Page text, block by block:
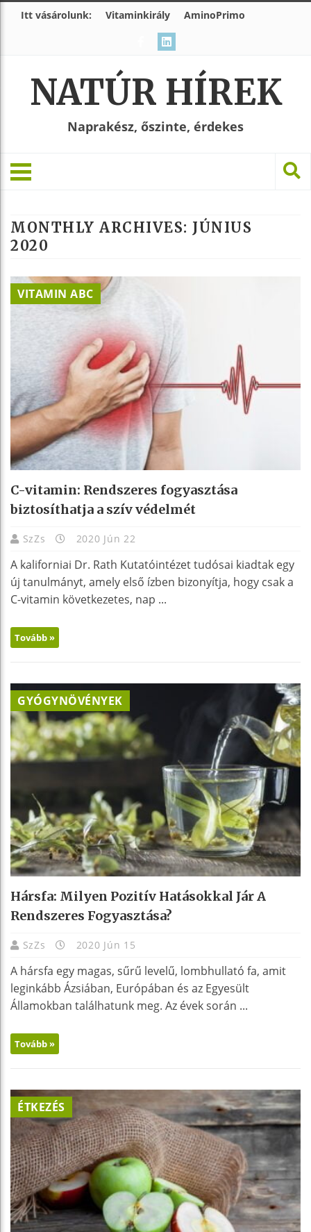
Itt vásárolunk: Vitaminkirály AminoPrimo
NATÚR HÍREK
Naprakész, őszinte, érdekes
MONTHLY ARCHIVES: JÚNIUS
2020
VITAMIN ABC
C-vitamin: Rendszeres fogyasztása
biztosíthatja a szív védelmét
SzZs 2020 Jún 22
A kaliforniai Dr. Rath Kutatóintézet tudósai kiadtak egy
új tanulmányt, amely első ízben bizonyítja, hogy csak a
C-vitamin következetes, nap ...
Tovább »
GYÓGYNÖVÉNYEK
Hársfa: Milyen Pozitív Hatásokkal Jár A
Rendszeres Fogyasztása?
SzZs 2020 Jún 15
A hársfa egy magas, sűrű levelű, lombhullató fa, amit
leginkább Ázsiában, Európában és az Egyesült
Államokban találhatunk meg. Az évek során ...
Tovább »
ÉTKEZÉS